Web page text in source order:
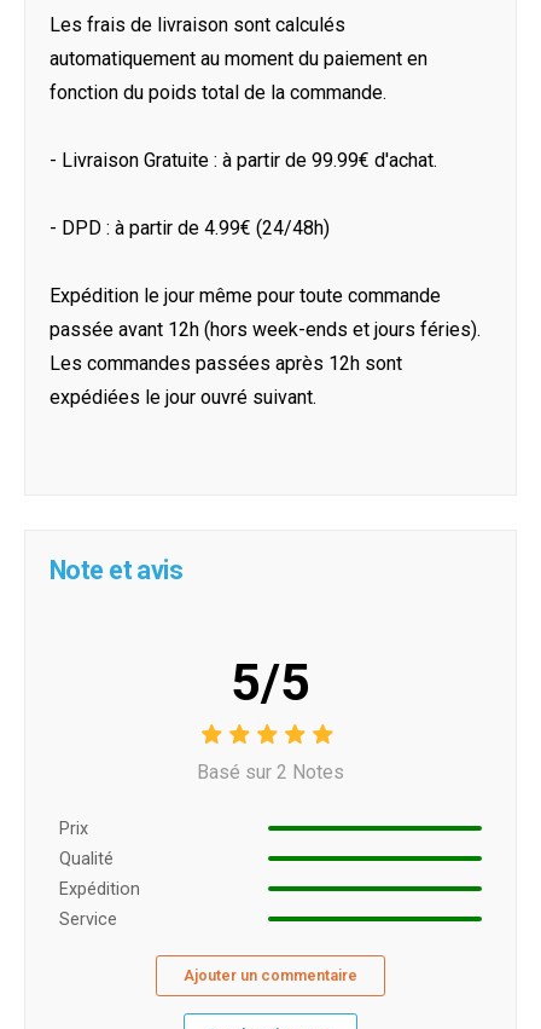
Les frais de livraison sont calculés
automatiquement au moment du paiement en
fonction du poids total de la commande.
- Livraison Gratuite : à partir de 99.99€ d'achat.
- DPD : à partir de 4.99€ (24/48h)
Expédition le jour même pour toute commande
passée avant 12h (hors week-ends et jours féries).
Les commandes passées après 12h sont
expédiées le jour ouvré suivant.
Note et avis
5/5
Basé sur 2 Notes
Prix ​​
Qualité
Expédition
Service
Ajouter un commentaire